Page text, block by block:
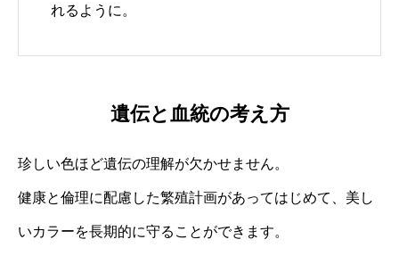
れるように。
遺伝と血統の考え方
珍しい色ほど遺伝の理解が欠かせません。
健康と倫理に配慮した繁殖計画があってはじめて、美し
いカラーを長期的に守ることができます。